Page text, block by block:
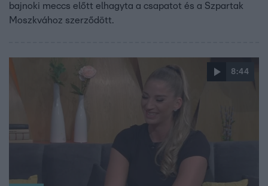
bajnoki meccs előtt elhagyta a csapatot és a Szpartak
Moszkvához szerződött.
8:44